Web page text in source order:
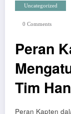
Uncategorized
0 Comments
Peran
Tim
Peran Kapten